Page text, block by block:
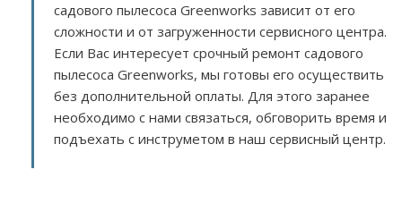
садового пылесоса Greenworks зависит от его
сложности и от загруженности сервисного центра.
Если Вас интересует срочный ремонт садового
пылесоса Greenworks, мы готовы его осуществить
без дополнительной оплаты. Для этого заранее
необходимо с нами связаться, обговорить время и
подъехать с инструметом в наш сервисный центр.